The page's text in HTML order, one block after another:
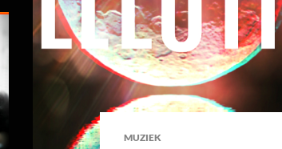
MUZIEK